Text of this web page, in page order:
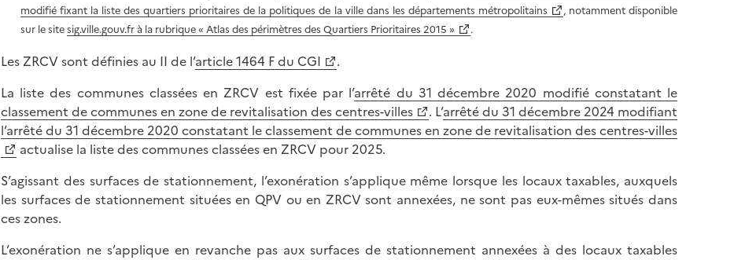
modifié fixant la liste des quartiers prioritaires de la politiques de la ville dans les départements métropolitains
, notamment disponible
sur le sitesig.ville.gouv.fr à la rubrique « Atlas des périmètres des Quartiers Prioritaires 2015 » .
Les ZRCV sont définies au II de l’article 1464 F du CGI
.
La liste des communes classées en ZRCV est fixée par l’arrêté du 31 décembre 2020 modifié constatant le
classement de communes en zone de revitalisation des centres-villes
. L’arrêté du 31 décembre 2024 modifiant
l’arrêté du 31 décembre 2020 constatant le classement de communes en zone de revitalisation des centres-villes
actualise la liste des communes classées en ZRCV pour 2025.
S’agissant des surfaces de stationnement, l’exonération s’applique même lorsque les locaux taxables, auxquels
les surfaces de stationnement situées en QPV ou en ZRCV sont annexées, ne sont pas eux-mêmes situés dans
ces zones.
L’exonération ne s’applique en revanche pas aux surfaces de stationnement annexées à des locaux taxables